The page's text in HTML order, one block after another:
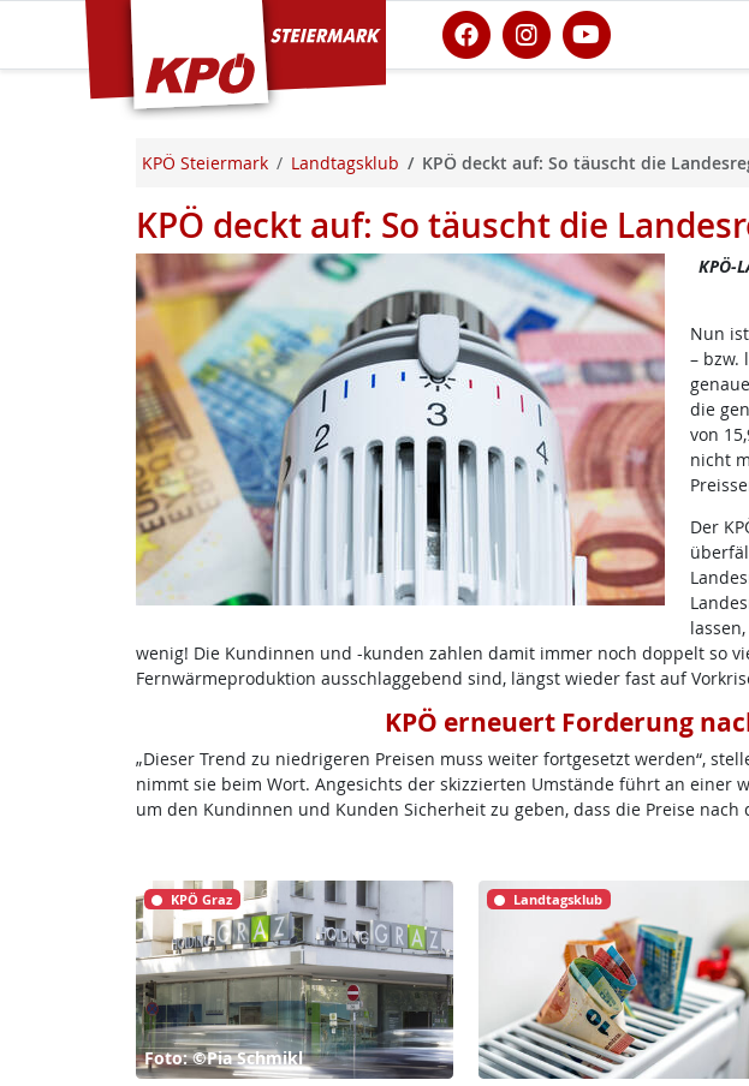
KPÖ Steiermark
KPÖ Steiermark Landtagsklub KPÖ deckt auf: So täuscht die
KPÖ deckt auf: So täuscht die
KPÖ-
Nun
– bzw.
die
von
nicht
Der
wenig! Die Kundinnen und -kunden zahlen damit immer noch doppelt so
Fernwärmeproduktion ausschlaggebend sind, längst wieder fast auf
KPÖ erneuert Forderung
„Dieser Trend zu niedrigeren Preisen muss weiter fortgesetzt werden“,
nimmt sie beim Wort. Angesichts der skizzierten Umstände führt an einer
um den Kundinnen und Kunden Sicherheit zu geben, dass die Preise
KPÖ Graz
Foto: ©Pia Schmikl
Landtagsklub